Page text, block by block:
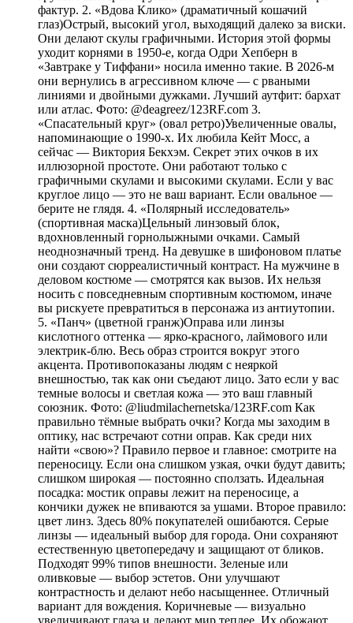
фактур. 2. «Вдова Клико» (драматичный кошачий
глаз)Острый, высокий угол, выходящий далеко за виски.
Они делают скулы графичными. История этой формы
уходит корнями в 1950-е, когда Одри Хепберн в
«Завтраке у Тиффани» носила именно такие. В 2026-м
они вернулись в агрессивном ключе — с рваными
линиями и двойными дужками. Лучший аутфит: бархат
или атлас. Фото: @deagreez/123RF.com 3.
«Спасательный круг» (овал ретро)Увеличенные овалы,
напоминающие о 1990-х. Их любила Кейт Мосс, а
сейчас — Виктория Бекхэм. Секрет этих очков в их
иллюзорной простоте. Они работают только с
графичными скулами и высокими скулами. Если у вас
круглое лицо — это не ваш вариант. Если овальное —
берите не глядя. 4. «Полярный исследователь»
(спортивная маска)Цельный линзовый блок,
вдохновленный горнолыжными очками. Самый
неоднозначный тренд. На девушке в шифоновом платье
они создают сюрреалистичный контраст. На мужчине в
деловом костюме — смотрятся как вызов. Их нельзя
носить с повседневным спортивным костюмом, иначе
вы рискуете превратиться в персонажа из антиутопии.
5. «Панч» (цветной гранж)Оправа или линзы
кислотного оттенка — ярко-красного, лаймового или
электрик-блю. Весь образ строится вокруг этого
акцента. Противопоказаны людям с неяркой
внешностью, так как они съедают лицо. Зато если у вас
темные волосы и светлая кожа — это ваш главный
союзник. Фото: @liudmilachernetska/123RF.com Как
правильно тёмные выбрать очки? Когда мы заходим в
оптику, нас встречают сотни оправ. Как среди них
найти «свою»? Правило первое и главное: смотрите на
переносицу. Если она слишком узкая, очки будут давить;
слишком широкая — постоянно сползать. Идеальная
посадка: мостик оправы лежит на переносице, а
кончики дужек не впиваются за ушами. Второе правило:
цвет линз. Здесь 80% покупателей ошибаются. Серые
линзы — идеальный выбор для города. Они сохраняют
естественную цветопередачу и защищают от бликов.
Подходят 99% типов внешности. Зеленые или
оливковые — выбор эстетов. Они улучшают
контрастность и делают небо насыщеннее. Отличный
вариант для вождения. Коричневые — визуально
увеличивают глаза и делают мир теплее. Их обожают